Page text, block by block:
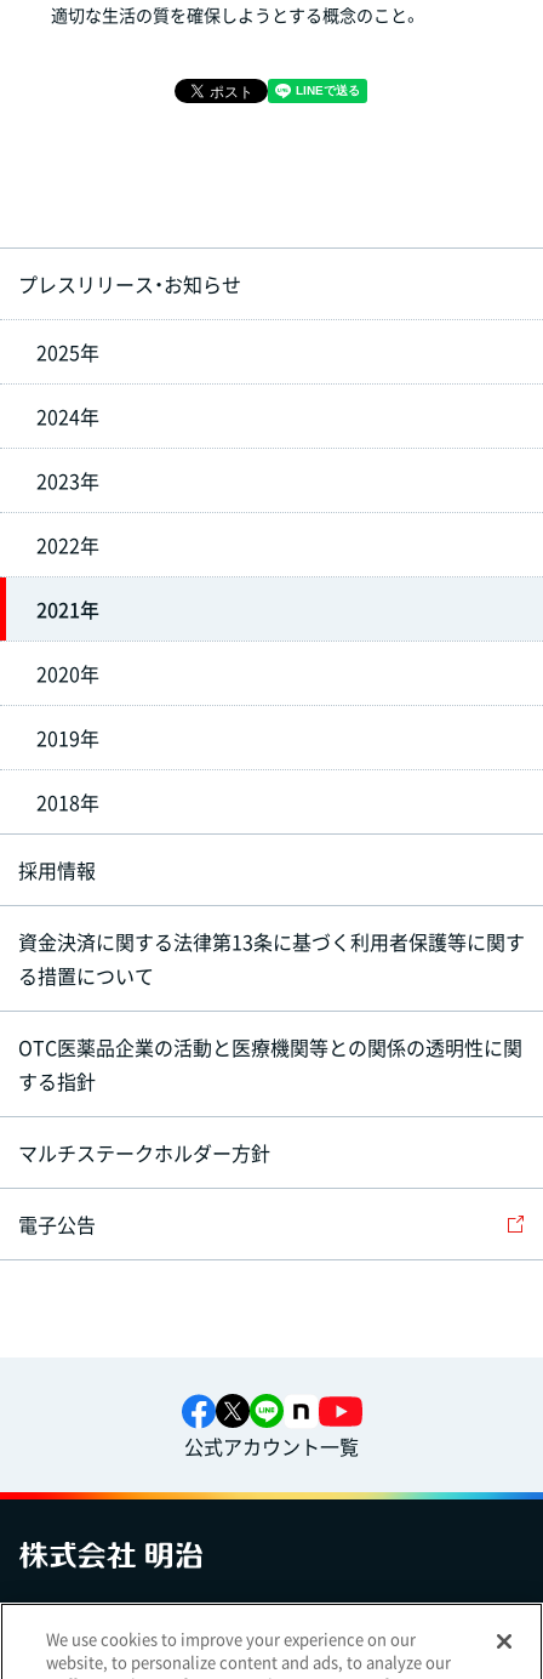
適切な生活の質を確保しようとする概念のこと。
プレスリリース・お知らせ
2025年
2024年
2023年
2022年
2021年
2020年
2019年
2018年
採用情報
資金決済に関する法律第13条に基づく利用者保護等に関す
る措置について
OTC医薬品企業の活動と医療機関等との関係の透明性に関
する指針
マルチステークホルダー方針
電子公告
公式アカウント一覧
アクセシビリティへの対応方針ご利用規約明治グループのDX
We use cookies to improve your experience on our
website, to personalize content and ads, to analyze our